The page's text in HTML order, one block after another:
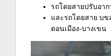
รถโดยสายปรับอา
และรถโดยสาย บข
ดอนเมือง-บางเขน